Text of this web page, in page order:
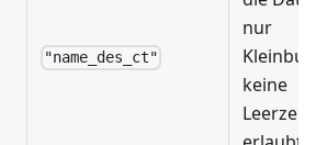
"name_des_ct"
nur
keine